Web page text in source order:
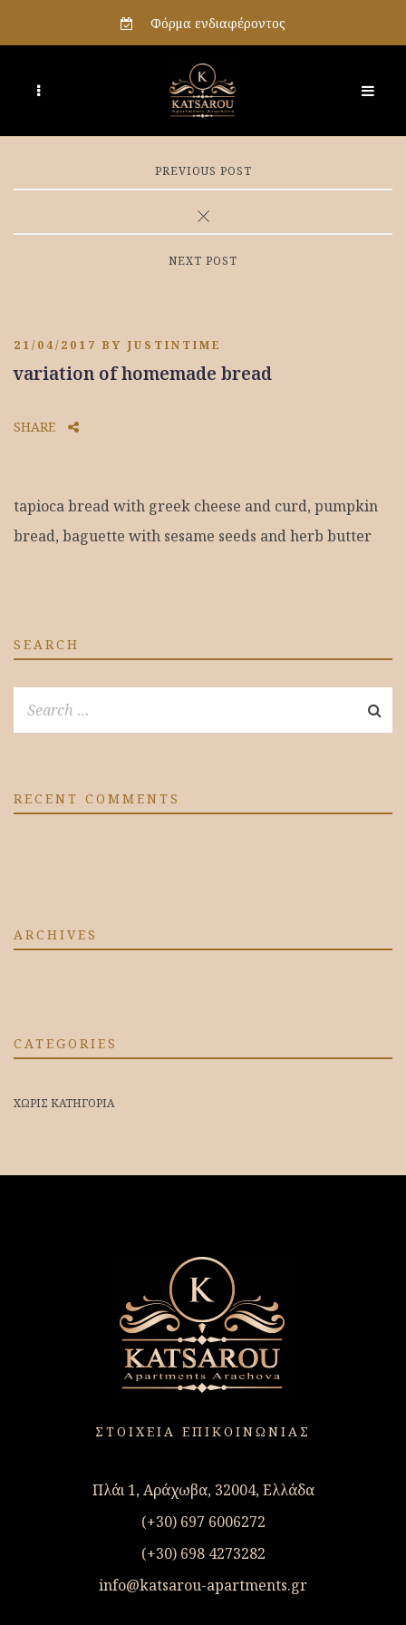
Φόρμα ενδιαφέροντος
PREVIOUS POST
NEXT POST
21/04/2017 BY JUSTINTIME
variation of homemade bread
SHARE
tapioca bread with greek cheese and curd, pumpkin
bread, baguette with sesame seeds and herb butter
SEARCH
RECENT COMMENTS
ARCHIVES
CATEGORIES
ΧΩΡΊΣ ΚΑΤΗΓΟΡΊΑ
ΣΤΟΙΧΕΙΑ ΕΠΙΚΟΙΝΩΝΙΑΣ
Πλάι 1, Αράχωβα, 32004, Ελλάδα
(+30) 697 6006272
(+30) 698 4273282
info@katsarou-apartments.gr